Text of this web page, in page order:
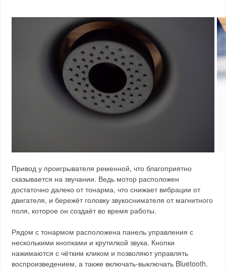
Привод у проигрывателя ременной, что благоприятно
сказывается на звучании. Ведь мотор расположен
достаточно далеко от тонарма, что снижает вибрации от
двигателя, и бережёт головку звукоснимателя от магнитного
поля, которое он создаёт во время работы.
Рядом с тонармом расположена панель управления с
несколькими кнопками и крутилкой звука. Кнопки
нажимаются с чётким кликом и позволяют управлять
воспроизведением, а также включать-выключать Bluetooth.